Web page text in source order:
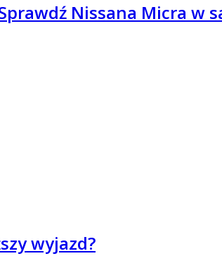
Nissana Micra w
wyjazd?